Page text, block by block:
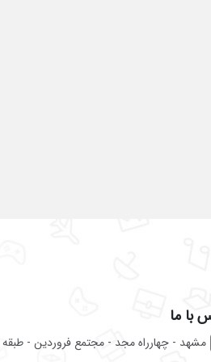
با ما
مشهد - چهارراه مجد - مجتمع فروردین - طبقه 1-